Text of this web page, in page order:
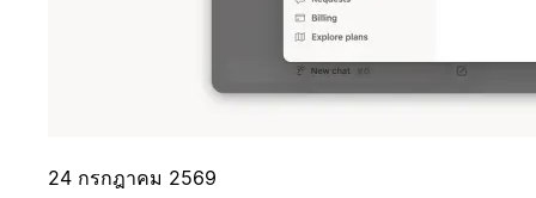
24 กรกฎาคม 2569